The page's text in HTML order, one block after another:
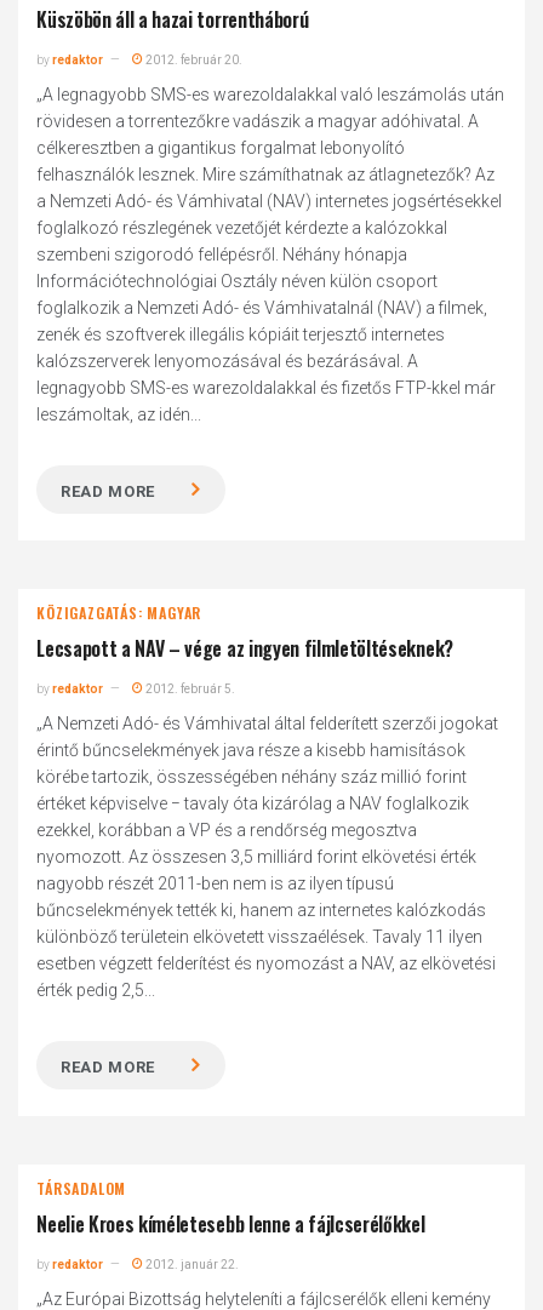
Küszöbön áll a hazai torrentháború
byredaktor 2012. február 20.
„A legnagyobb SMS-es warezoldalakkal való leszámolás után
rövidesen a torrentezőkre vadászik a magyar adóhivatal. A
célkeresztben a gigantikus forgalmat lebonyolító
felhasználók lesznek. Mire számíthatnak az átlagnetezők? Az
a Nemzeti Adó- és Vámhivatal (NAV) internetes jogsértésekkel
foglalkozó részlegének vezetőjét kérdezte a kalózokkal
szembeni szigorodó fellépésről. Néhány hónapja
Információtechnológiai Osztály néven külön csoport
foglalkozik a Nemzeti Adó- és Vámhivatalnál (NAV) a filmek,
zenék és szoftverek illegális kópiáit terjesztő internetes
kalózszerverek lenyomozásával és bezárásával. A
legnagyobb SMS-es warezoldalakkal és fizetős FTP-kkel már
leszámoltak, az idén...
READ MORE
KÖZIGAZGATÁS: MAGYAR
Lecsapott a NAV – vége az ingyen filmletöltéseknek?
byredaktor 2012. február 5.
„A Nemzeti Adó- és Vámhivatal által felderített szerzői jogokat
érintő bűncselekmények java része a kisebb hamisítások
körébe tartozik, összességében néhány száz millió forint
értéket képviselve − tavaly óta kizárólag a NAV foglalkozik
ezekkel, korábban a VP és a rendőrség megosztva
nyomozott. Az összesen 3,5 milliárd forint elkövetési érték
nagyobb részét 2011-ben nem is az ilyen típusú
bűncselekmények tették ki, hanem az internetes kalózkodás
különböző területein elkövetett visszaélések. Tavaly 11 ilyen
esetben végzett felderítést és nyomozást a NAV, az elkövetési
érték pedig 2,5...
READ MORE
TÁRSADALOM
Neelie Kroes kíméletesebb lenne a fájlcserélőkkel
byredaktor 2012. január 22.
„Az Európai Bizottság helyteleníti a fájlcserélők elleni kemény